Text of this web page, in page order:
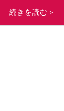
をするために、突然会
がら、しかも空いた
の仕方がわからずに
続きを読む＞